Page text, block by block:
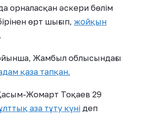
орналасқан әскери бөлім
өрт шығып, жойқын
Жамбыл облысындағы
қаза тапқан.
Жомарт Тоқаев 29
аза тұту күні деп